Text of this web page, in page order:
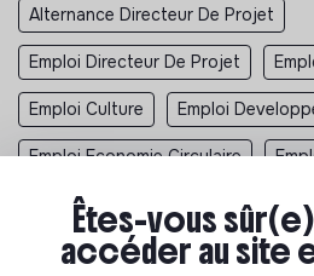
Alternance Directeur De Projet
Emploi Directeur De Projet
Emploi Culture Emploi
Emploi Economie Circulaire
Emploi Humanitaire Emploi RSE
Êtes-vous
accéder au site